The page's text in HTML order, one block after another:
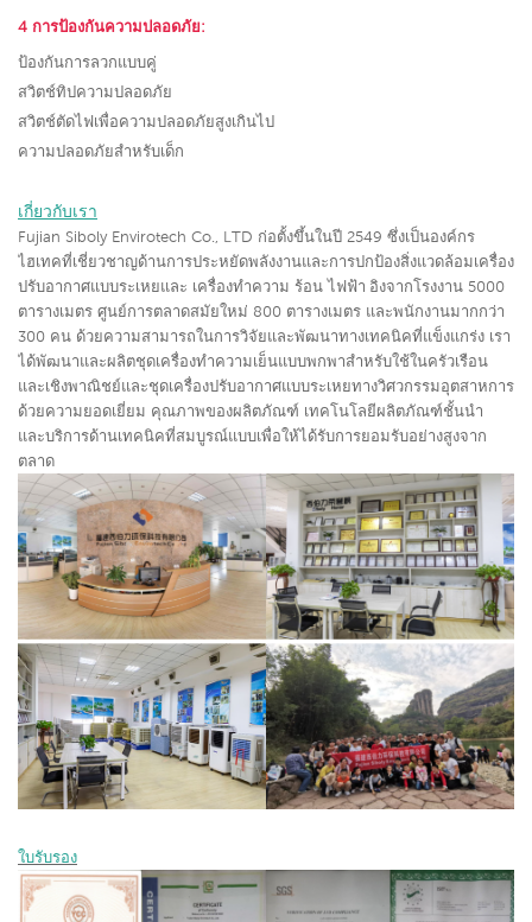
4 การป้องกันความปลอดภัย:
ป้องกันการลวกแบบคู่
สวิตช์ทิปความปลอดภัย
สวิตช์ตัดไฟเพื่อความปลอดภัยสูงเกินไป
ความปลอดภัยสำหรับเด็ก
เกี่ยวกับเรา
Fujian Siboly Envirotech Co., LTD ก่อตั้งขึ้นในปี 2549 ซึ่งเป็นองค์กร
ไฮเทคที่เชี่ยวชาญด้านการประหยัดพลังงานและการปกป้องสิ่งแวดล้อมเครื่อง
ปรับอากาศแบบระเหยและ เครื่องทำความ ร้อนไฟฟ้า อิงจากโรงงาน 5000
ตารางเมตร ศูนย์การตลาดสมัยใหม่ 800 ตารางเมตร และพนักงานมากกว่า
300 คน ด้วยความสามารถในการวิจัยและพัฒนาทางเทคนิคที่แข็งแกร่ง เรา
ได้พัฒนาและผลิตชุดเครื่องทำความเย็นแบบพกพาสำหรับใช้ในครัวเรือน
และเชิงพาณิชย์และชุดเครื่องปรับอากาศแบบระเหยทางวิศวกรรมอุตสาหการ
ด้วยความยอดเยี่ยม คุณภาพของผลิตภัณฑ์ เทคโนโลยีผลิตภัณฑ์ชั้นนำ
และบริการด้านเทคนิคที่สมบูรณ์แบบเพื่อให้ได้รับการยอมรับอย่างสูงจาก
ตลาด
ใบรับรอง